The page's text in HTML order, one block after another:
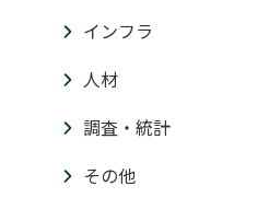
インフラ
人材
調査・統計
その他